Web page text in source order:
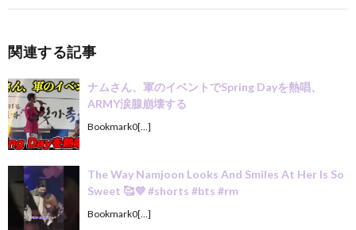
関連する記事
ナムさん、軍のイベントでSpring Dayを熱唱、
ARMY涙腺崩壊する
Bookmark0[…]
The Way Namjoon Looks And Smiles At Her Is So
Sweet 🥰💜 #shorts #bts #rm
Bookmark0[…]